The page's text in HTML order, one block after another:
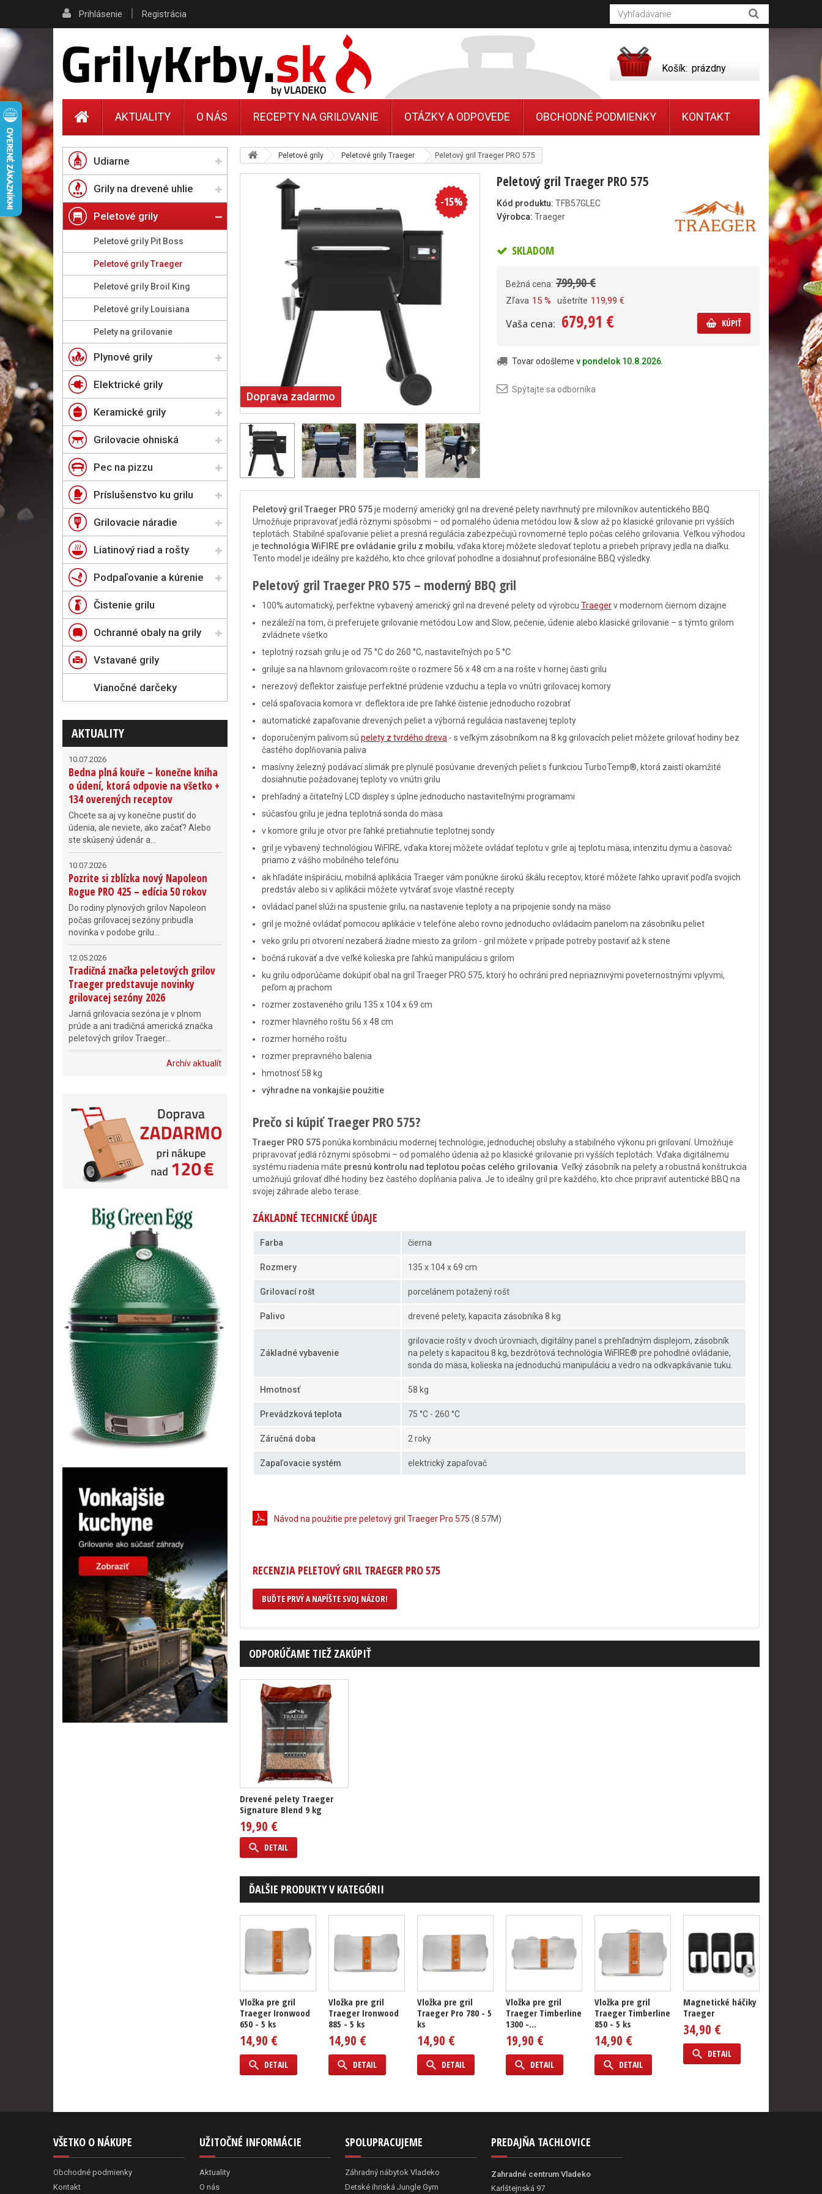
Peletové grily Peletové grily Traeger Peletový gril Traeger PRO 575
Doprava zadarmo
-15%
Peletový gril Traeger PRO 575
Kód produktu: TFB57GLEC
Výrobca: Traeger
SKLADOM
Bežná cena: 799,90 €
Zľava 15 % ušetríte 119,99 €
Vaša cena: 679,91 € KÚPIŤ
Tovar odošleme v pondelok 10.8.2026.
Spýtajte sa odborníka
Peletový gril Traeger PRO 575je moderný americký gril na drevené pelety navrhnutý pre milovníkov autentického BBQ.
Umožňuje pripravovať jedlá rôznymi spôsobmi – od pomalého údenia metódou low & slow až po klasické grilovanie pri vyšších
teplotách. Stabilné spaľovanie peliet a presná regulácia zabezpečujú rovnomerné teplo počas celého grilovania. Veľkou výhodou
jetechnológia WiFIRE pre ovládanie grilu z mobilu, vďaka ktorej môžete sledovať teplotu a priebeh prípravy jedla na diaľku.
Tento model je ideálny pre každého, kto chce grilovať pohodlne a dosiahnuť profesionálne BBQ výsledky.
Peletový gril Traeger PRO 575 – moderný BBQ gril
100% automatický, perfektne vybavený americký gril na drevené pelety od výrobcu Traegerv modernom čiernom dizajne
nezáleží na tom, či preferujete grilovanie metódou Low and Slow, pečenie, údenie alebo klasické grilovanie – s týmto grilom
zvládnete všetko
teplotný rozsah grilu je od 75 °C do 260 °C, nastaviteľných po 5 °C
griluje sa na hlavnom grilovacom rošte o rozmere 56 x 48 cm a na rošte v hornej časti grilu
nerezový deflektor zaisťuje perfektné prúdenie vzduchu a tepla vo vnútri grilovacej komory
celá spaľovacia komora vr. deflektora ide pre ľahké čistenie jednoducho rozobrať
automatické zapaľovanie drevených peliet a výborná regulácia nastavenej teploty
doporučeným palivom sú pelety z tvrdého dreva - s veľkým zásobníkom na 8 kg grilovacích peliet môžete grilovať hodiny bez
častého doplňovania paliva
masívny železný podávací slimák pre plynulé posúvanie drevených peliet s funkciou TurboTemp®, ktorá zaistí okamžité
dosiahnutie požadovanej teploty vo vnútri grilu
prehľadný a čitateľný LCD displey s úplne jednoducho nastaviteľnými programami
súčasťou grilu je jedna teplotná sonda do mäsa
v komore grilu je otvor pre ľahké pretiahnutie teplotnej sondy
gril je vybavený technológiou WiFIRE, vďaka ktorej môžete ovládať teplotu v grile aj teplotu mäsa, intenzitu dymu a časovač
priamo z vášho mobilného telefónu
ak hľadáte inšpiráciu, mobilná aplikácia Traeger vám ponúkne širokú škálu receptov, ktoré môžete ľahko upraviť podľa svojich
predstáv alebo si v aplikácii môžete vytvárať svoje vlastné recepty
ovládací panel slúži na spustenie grilu, na nastavenie teploty a na pripojenie sondy na mäso
gril je možné ovládať pomocou aplikácie v telefóne alebo rovno jednoducho ovládacím panelom na zásobníku peliet
veko grilu pri otvorení nezaberá žiadne miesto za grilom - gril môžete v prípade potreby postaviť až k stene
bočná rukoväť a dve veľké kolieska pre ľahkú manipuláciu s grilom
ku grilu odporúčame dokúpiť obal na gril Traeger PRO 575, ktorý ho ochráni pred nepriaznivými poveternostnými vplyvmi,
peľom aj prachom
rozmer zostaveného grilu 135 x 104 x 69 cm
rozmer hlavného roštu 56 x 48 cm
rozmer horného roštu
rozmer prepravného balenia
hmotnosť 58 kg
výhradne na vonkajšie použitie
Prečo si kúpiť Traeger PRO 575?
Traeger PRO 575ponúka kombináciu modernej technológie, jednoduchej obsluhy a stabilného výkonu pri grilovaní. Umožňuje
pripravovať jedlá rôznymi spôsobmi – od pomalého údenia až po klasické grilovanie pri vyšších teplotách. Vďaka digitálnemu
systému riadenia máte presnú kontrolu nad teplotou počas celého grilovania . Veľký zásobník na pelety a robustná konštrukcia
umožňujú grilovať dlhé hodiny bez častého dopĺňania paliva. Je to ideálny gril pre každého, kto chce pripraviť autentické BBQ na
svojej záhrade alebo terase.
ZÁKLADNÉ TECHNICKÉ ÚDAJE
Farba čierna
Rozmery 135 x 104 x 69 cm
Grilovací rošt porcelánem potažený rošt
Palivo drevené pelety, kapacita zásobníka 8 kg
Základné vybavenie
grilovacie rošty v dvoch úrovniach, digitálny panel s prehľadným displejom, zásobník
na pelety s kapacitou 8 kg, bezdrôtová technológia WiFIRE® pre pohodlné ovládanie,
sonda do mäsa, kolieska na jednoduchú manipuláciu a vedro na odkvapkávanie tuku.
Hmotnosť 58 kg
Prevádzková teplota 75 °C - 260 °C
Záručná doba 2 roky
Zapaľovacie systém elektrický zapaľovač
Návod na použitie pre peletový gril Traeger Pro 575 (8.57M)
RECENZIA PELETOVÝ GRIL TRAEGER PRO 575
BUĎTE PRVÝ A NAPÍŠTE SVOJ NÁZOR!
ODPORÚČAME TIEŽ ZAKÚPIŤ
Drevené pelety Traeger
Signature Blend 9 kg
19,90 €
DETAIL
ĎALŠIE PRODUKTY V KATEGÓRII
Vložka pre gril
Traeger Ironwood
650 - 5 ks
14,90 €
DETAIL
Vložka pre gril
Traeger Ironwood
885 - 5 ks
14,90 €
DETAIL
Vložka pre gril
Traeger Pro 780 - 5
ks
14,90 €
DETAIL
Vložka pre gril
Traeger Timberline
1300 -...
19,90 €
DETAIL
Vložka pre gril
Traeger Timberline
850 - 5 ks
14,90 €
DETAIL
Magnetické háčiky
Traeger
34,90 €
DETAIL
Udiarne
Grily na drevené uhlie
Peletové grily
Peletové grily Pit Boss
Peletové grily Traeger
Peletové grily Broil King
Peletové grily Louisiana
Pelety na grilovanie
Plynové grily
Elektrické grily
Keramické grily
Grilovacie ohniská
Pec na pizzu
Príslušenstvo ku grilu
Grilovacie náradie
Liatinový riad a rošty
Podpaľovanie a kúrenie
Čistenie grilu
Ochranné obaly na grily
Vstavané grily
Vianočné darčeky
AKTUALITY
10.07.2026
Bedna plná kouře – konečne kniha
o údení, ktorá odpovie na všetko +
134 overených receptov
Chcete sa aj vy konečne pustiť do
údenia, ale neviete, ako začať? Alebo
ste skúsený údenár a...
10.07.2026
Pozrite si zblízka nový Napoleon
Rogue PRO 425 – edícia 50 rokov
Do rodiny plynových grilov Napoleon
počas grilovacej sezóny pribudla
novinka v podobe grilu...
12.05.2026
Tradičná značka peletových grilov
Traeger predstavuje novinky
grilovacej sezóny 2026
Jarná grilovacia sezóna je v plnom
prúde a ani tradičná americká značka
peletových grilov Traeger...
Archív aktualít
Prihlásenie | Registrácia
Košík: prázdny
AKTUALITY O NÁS RECEPTY NA GRILOVANIE OTÁZKY A ODPOVEDE OBCHODNÉ PODMIENKY KONTAKT
VŠETKO O NÁKUPE
Obchodné podmienky
Kontakt
UŽITOČNÉ INFORMÁCIE
Aktuality
O nás
SPOLUPRACUJEME
Záhradný nábytok Vladeko
Detské ihriská Jungle Gym
PREDAJŇA TACHLOVICE
Zahradné centrum Vladeko
Karlštejnská 97